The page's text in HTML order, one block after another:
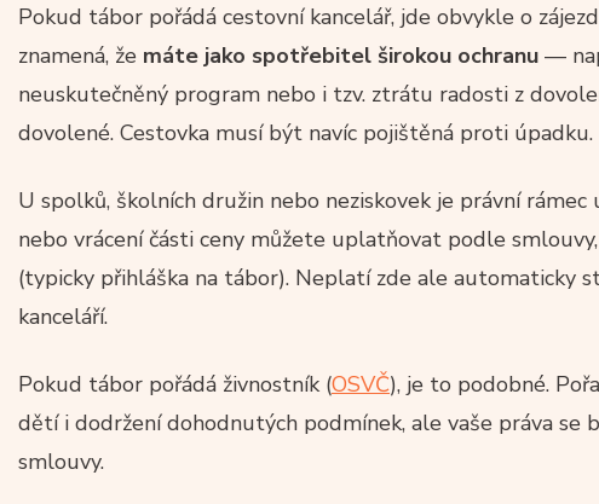
Pokud tábor pořádá cestovní kancelář, jde obvykle o
znamená, že máte jako spotřebitel širokou ochranu —
neuskutečněný program nebo i tzv. ztrátu radosti z
dovolené. Cestovka musí být navíc pojištěná proti úpadku.
U spolků, školních družin nebo neziskovek je právní rámec
nebo vrácení části ceny můžete uplatňovat podle
(typicky přihláška na tábor). Neplatí zde ale automaticky
kanceláří.
Pokud tábor pořádá živnostník (OSVČ), je to podobné.
dětí i dodržení dohodnutých podmínek, ale vaše práva
smlouvy.